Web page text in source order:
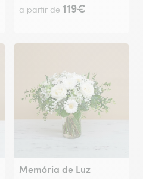
a partir de 119€
Memória de Luz